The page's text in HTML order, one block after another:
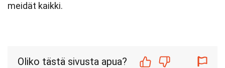
meidät kaikki.
Oliko tästä sivusta apua?